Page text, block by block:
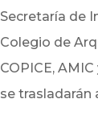
Secretaría de
Colegio de
COPICE,
se trasladarán